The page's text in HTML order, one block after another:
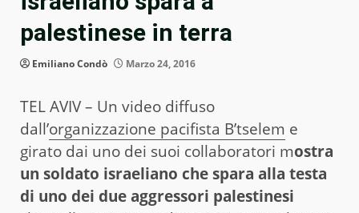
palestinese in terra
Emiliano Condò Marzo 24, 2016
TEL AVIV – Un video diffuso
dall’organizzazione pacifista B’tselem e
girato dai uno dei suoi collaboratori mostra
un soldato israeliano che spara alla testa
di uno dei due aggressori palestinesi